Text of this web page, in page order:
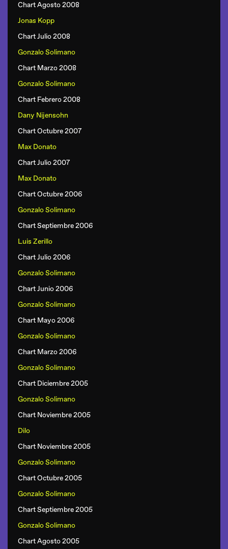
Chart Agosto 2008
Jonas Kopp
Chart Julio 2008
Gonzalo Solimano
Chart Marzo 2008
Gonzalo Solimano
Chart Febrero 2008
Dany Nijensohn
Chart Octubre 2007
Max Donato
Chart Julio 2007
Max Donato
Chart Octubre 2006
Gonzalo Solimano
Chart Septiembre 2006
Luis Zerillo
Chart Julio 2006
Gonzalo Solimano
Chart Junio 2006
Gonzalo Solimano
Chart Mayo 2006
Gonzalo Solimano
Chart Marzo 2006
Gonzalo Solimano
Chart Diciembre 2005
Gonzalo Solimano
Chart Noviembre 2005
Dilo
Chart Noviembre 2005
Gonzalo Solimano
Chart Octubre 2005
Gonzalo Solimano
Chart Septiembre 2005
Gonzalo Solimano
Chart Agosto 2005